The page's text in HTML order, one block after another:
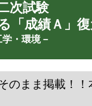
次試験
「成績Ａ」
・環境－
のまま掲載！